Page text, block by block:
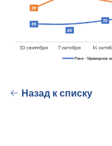
Назад к списку